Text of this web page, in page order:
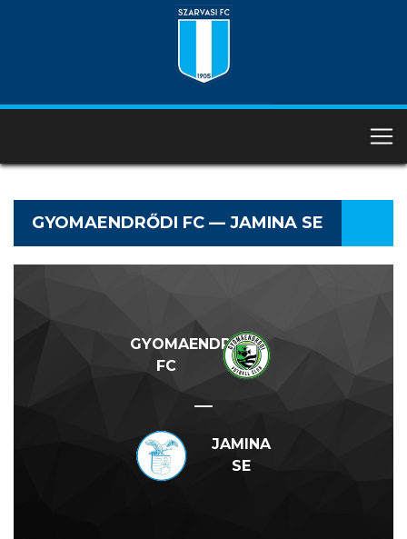
GYOMAENDRŐDI FC — JAMINA SE
GYOMAENDRŐDI
FC
—
JAMINA
SE